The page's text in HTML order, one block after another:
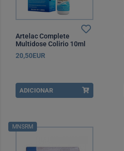
Artelac Complete
Multidose Colirio 10ml
20,50EUR
ADICIONAR
MNSRM